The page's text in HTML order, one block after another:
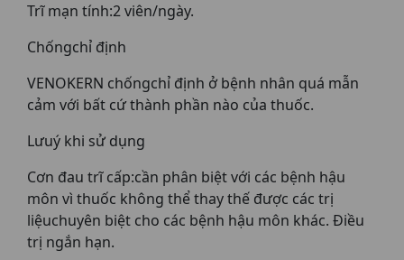
Trĩ mạn tính:2 viên/ngày.
Chốngchỉ định
VENOKERN chốngchỉ định ở bệnh nhân quá mẫn
cảm với bất cứ thành phần nào của thuốc.
Lưuý khi sử dụng
Cơn đau trĩ cấp:cần phân biệt với các bệnh hậu
môn vì thuốc không thể thay thế được các trị
liệuchuyên biệt cho các bệnh hậu môn khác. Điều
trị ngắn hạn.